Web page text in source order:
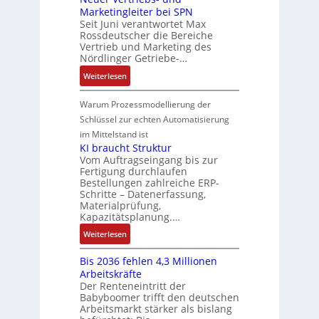
w
i
c
k
g
P
o
s
i
t
i
v
e
M
o
e
n
a
u
f
n
a
h
m
e
,
d
R
o
b
o
t
k
a
t
i
o
n
i
n
F
a
n
u
c
C
N
C
-
y
s
e
m
e
t
e
c
h
n
k
e
s
c
h
ä
f
t
s
f
ü
h
r
e
r
z
s
s
a
u
l
t
S
y
s
t
è
m
e
s
:
Q
2
-
E
r
g
e
b
Marketingleiter bei SPN
Seit Juni verantwortet Max
Rossdeutscher die Bereiche
Vertrieb und Marketing des
Nördlinger Getriebe-…
Weiterlesen:
N
e
r
V
e
r
t
r
i
e
b
s
-
u
n
Warum Prozessmodellierung der
Schlüssel zur echten Automatisierung
im Mittelstand ist
KI braucht Struktur
Vom Auftragseingang bis zur
Fertigung durchlaufen
Bestellungen zahlreiche ERP-
Schritte – Datenerfassung,
Materialprüfung,
Kapazitätsplanung.…
Weiterlesen:
K
I
b
r
a
u
Bis 2036 fehlen 4,3 Millionen
Arbeitskräfte
Der Renteneintritt der
Babyboomer trifft den deutschen
Arbeitsmarkt stärker als bislang